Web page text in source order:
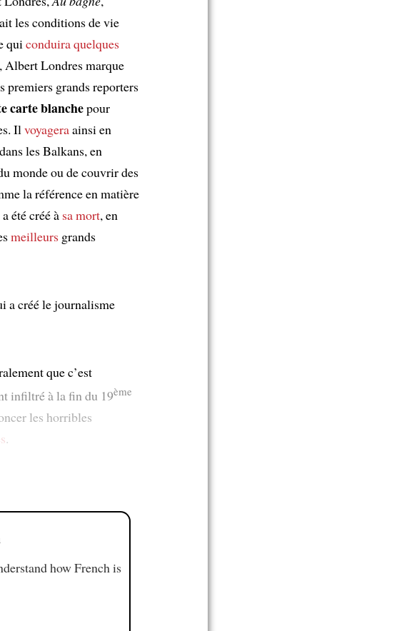
les conditions de vie
qui conduiraquelques
Albert Londres marque
premiers grands reporters
carte blanchepour
Il voyageraainsi en
les Balkans, en
monde ou de couvrir des
la référence en matière
été créé à sa mort, en
meilleursgrands
a créé le journalisme
que c’est
infiltré à la fin du 19ème
les horribles
.
how French is